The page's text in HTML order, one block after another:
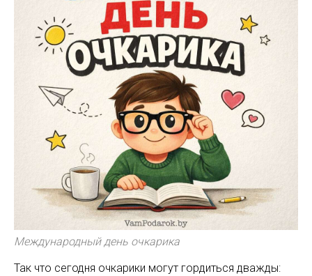
Международный день очкарика
Так что сегодня очкарики могут гордиться дважды: